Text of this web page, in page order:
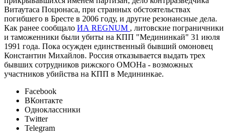
Витаутаса Поцюнаса, при странных обстоятельствах
погибшего в Бресте в 2006 году, и другие резонансные дела.
Как ранее сообщало ИА REGNUM , литовские пограничники
и таможенники были убиты на КПП "Медининкай" 31 июля
1991 года. Пока осужден единственный бывший омоновец
Константин Михайлов. Россия отказывается выдать трех
бывших сотрудников рижского ОМОНа - возможных
участников убийства на КПП в Медининкае.
Facebook
ВКонтакте
Одноклассники
Twitter
Telegram